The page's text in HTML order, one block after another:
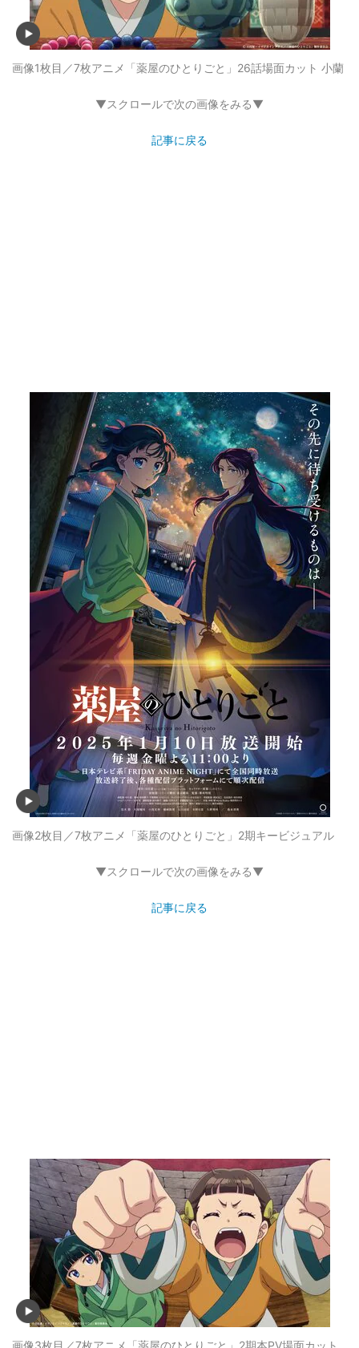
画像1枚目／7枚アニメ「薬屋のひとりごと」26話場面カット 小蘭
▼スクロールで次の画像をみる▼
記事に戻る
画像2枚目／7枚アニメ「薬屋のひとりごと」2期キービジュアル
▼スクロールで次の画像をみる▼
記事に戻る
画像3枚目／7枚アニメ「薬屋のひとりごと」2期本PV場面カット